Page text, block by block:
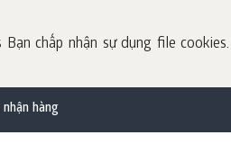
chấp nhận sự dụng file cookies.
hàng